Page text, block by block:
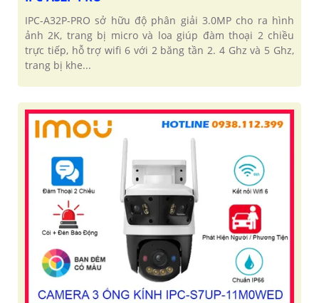
IPC-A32P-PRO sở hữu độ phân giải 3.0MP cho ra hình
ảnh 2K, trang bị micro và loa giúp đàm thoại 2 chiều
trực tiếp, hỗ trợ wifi 6 với 2 băng tần 2. 4 Ghz và 5 Ghz,
trang bị khe...